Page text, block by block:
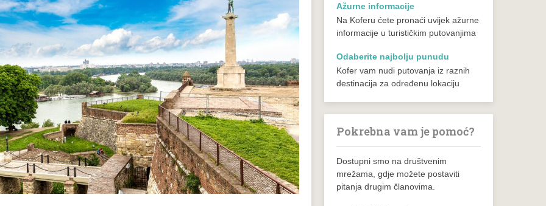
Ažurne informacije
Na Koferu ćete pronaći uvijek ažurne
informacije u turističkim putovanjima
Odaberite najbolju punudu
Kofer vam nudi putovanja iz raznih
destinacija za određenu lokaciju
Pokrebna vam je pomoć?
Dostupni smo na društvenim
mrežama, gdje možete postaviti
pitanja drugim članovima.